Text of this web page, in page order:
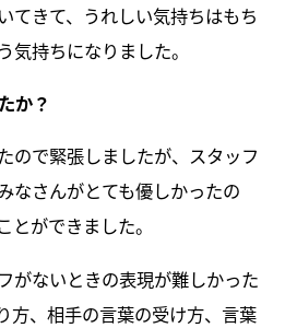
てきて、うれしい気持ちはもち
気持ちになりました。
か？
ので緊張しましたが、スタッフ
なさんがとても優しかったの
とができました。
がないときの表現が難しかった
方、相手の言葉の受け方、言葉